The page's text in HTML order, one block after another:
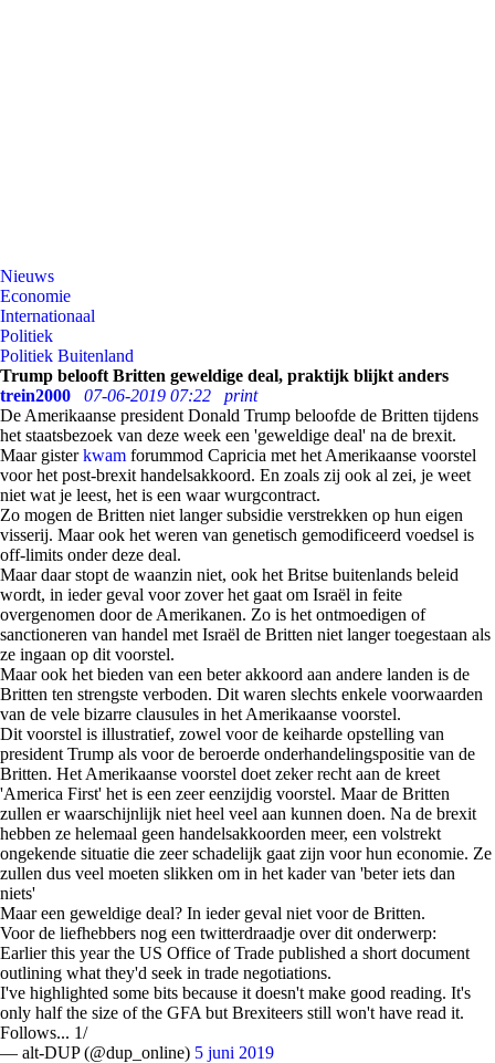
Nieuws
Economie
Internationaal
Politiek
Politiek Buitenland
Trump belooft Britten geweldige deal, praktijk blijkt anders
trein2000
07-06-2019 07:22
print
De Amerikaanse president Donald Trump beloofde de Britten tijdens
het staatsbezoek van deze week een 'geweldige deal' na de brexit.
Maar gisterkwam forummod Capricia met het Amerikaanse voorstel
voor het post-brexit handelsakkoord. En zoals zij ook al zei, je weet
niet wat je leest, het is een waar wurgcontract.
Zo mogen de Britten niet langer subsidie verstrekken op hun eigen
visserij. Maar ook het weren van genetisch gemodificeerd voedsel is
off-limits onder deze deal.
Maar daar stopt de waanzin niet, ook het Britse buitenlands beleid
wordt, in ieder geval voor zover het gaat om Israël in feite
overgenomen door de Amerikanen. Zo is het ontmoedigen of
sanctioneren van handel met Israël de Britten niet langer toegestaan als
ze ingaan op dit voorstel.
Maar ook het bieden van een beter akkoord aan andere landen is de
Britten ten strengste verboden. Dit waren slechts enkele voorwaarden
van de vele bizarre clausules in het Amerikaanse voorstel.
Dit voorstel is illustratief, zowel voor de keiharde opstelling van
president Trump als voor de beroerde onderhandelingspositie van de
Britten. Het Amerikaanse voorstel doet zeker recht aan de kreet
'America First' het is een zeer eenzijdig voorstel. Maar de Britten
zullen er waarschijnlijk niet heel veel aan kunnen doen. Na de brexit
hebben ze helemaal geen handelsakkoorden meer, een volstrekt
ongekende situatie die zeer schadelijk gaat zijn voor hun economie. Ze
zullen dus veel moeten slikken om in het kader van 'beter iets dan
niets'
Maar een geweldige deal? In ieder geval niet voor de Britten.
Voor de liefhebbers nog een twitterdraadje over dit onderwerp:
Earlier this year the US Office of Trade published a short document
outlining what they'd seek in trade negotiations.
I've highlighted some bits because it doesn't make good reading. It's
only half the size of the GFA but Brexiteers still won't have read it.
Follows... 1/
— alt-DUP (@dup_online) 5 juni 2019